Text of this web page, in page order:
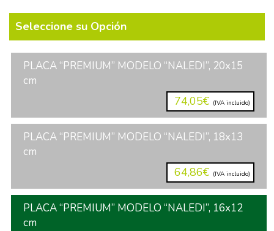
Seleccione su Opción
PLACA “PREMIUM” MODELO “NALEDI”, 20x15
cm
74,05€ (IVA incluido)
PLACA “PREMIUM” MODELO “NALEDI”, 18x13
cm
64,86€ (IVA incluido)
PLACA “PREMIUM” MODELO “NALEDI”, 16x12
cm